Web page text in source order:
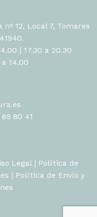
12, Local 7, Tomares
| 17.30 a 20.30
a 14.00
80 41
Legal| Política de
| Política de Envío y